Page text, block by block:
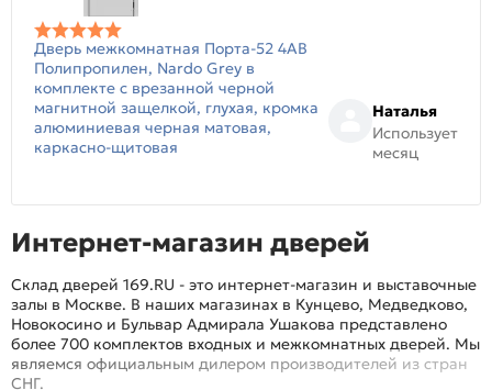
Дверь межкомнатная Порта-52 4AB
Полипропилен, Nardo Grey в
комплекте с врезанной черной
магнитной защелкой, глухая, кромка
алюминиевая черная матовая,
каркасно-щитовая
Наталья
Использует
месяц
Интернет-магазин дверей
Склад дверей 169.RU - это интернет-магазин и выставочные
залы в Москве. В наших магазинах в Кунцево, Медведково,
Новокосино и Бульвар Адмирала Ушакова представлено
более 700 комплектов входных и межкомнатных дверей. Мы
являемся официальным дилером производителей из стран
СНГ.